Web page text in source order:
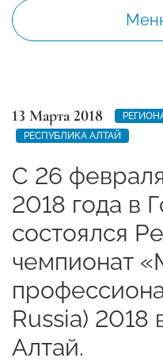
13 Марта 2018
РЕСПУБЛИКА АЛТАЙ
С 26
2018 года в
состоялся
чемпионат
Russia) 2018
Алтай.